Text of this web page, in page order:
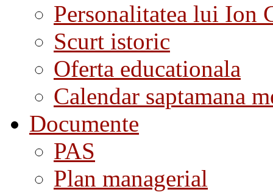
Personalitatea lui Ion
Scurt istoric
Oferta educationala
Calendar saptamana
Documente
PAS
Plan managerial